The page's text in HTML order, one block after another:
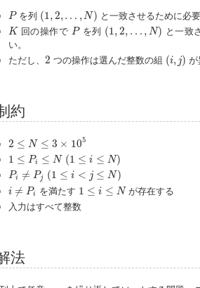
P
Pを列 (1,2,… , N)
(1 2, と一致させるために必
K
K 回の操作で P
Pを列 (1,2, … , N)
(1 2, と一致
い。
ただし、 2
2 つの操作は選んだ整数の組 (i, j)
(i , が
約
2 ≤ N ≤ 3 × 105
2 ≤3 105
1 ≤ Pi ≤ N (1 ≤ i ≤ N)
1 P ≤N (1 ≤i≤N
Pi ≠ Pj (1 ≤ i < j ≤ N)
Pi P (1 ≤i< ≤N)
i ≠ Pi
≠ P を満たす 1 ≤ i ≤ N
1 i≤ N
が存在する
入力はすべて整数
法